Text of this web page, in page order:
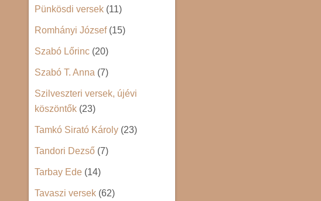
Pünkösdi versek (11)
Romhányi József(15)
Szabó Lőrinc (20)
Szabó T. Anna (7)
Szilveszteri versek, újévi
köszöntők (23)
Tamkó Sirató Károly (23)
Tandori Dezső (7)
Tarbay Ede (14)
Tavaszi versek (62)